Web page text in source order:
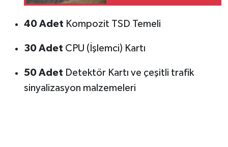
Oldu
40 Adet Kompozit TSD Temeli
30 Adet CPU (İşlemci) Kartı
50 Adet Detektör Kartı ve çeşitli trafik
sinyalizasyon malzemeleri